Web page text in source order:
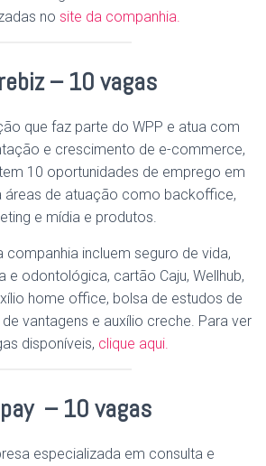
no site da companhia.
– 10 vagas
que faz parte do WPP e atua com
e crescimento de e-commerce,
tem 10 oportunidades de emprego em
áreas de atuação como backoffice,
e mídia e produtos.
companhia incluem seguro de vida,
e odontológica, cartão Caju, Wellhub,
home office, bolsa de estudos de
vantagens e auxílio creche. Para ver
disponíveis, clique aqui.
– 10 vagas
especializada em consulta e